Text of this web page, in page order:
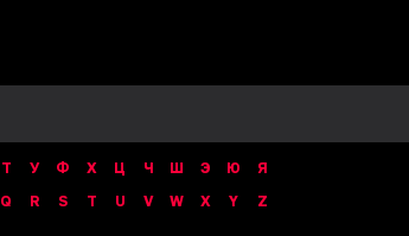
Т У Ф Х Ц Ч Ш Э Ю
Я
Q R S T U V W X Y Z